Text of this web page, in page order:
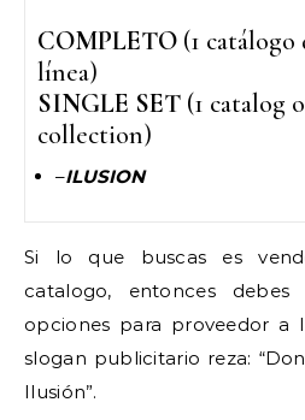
COMPLETO (1 catálogo
línea)
SINGLE SET (1 catalog
collection)
–ILUSION
Si lo que buscas es
catalogo, entonces
opciones para proveedor a
slogan publicitario reza:
Ilusión”.